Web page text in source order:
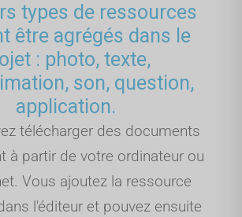
types de ressources
être agrégés dans le
: photo, texte,
son, question,
application.
télécharger des documents
à partir de votre ordinateur ou
Vous ajoutez la ressource
l'éditeur et pouvez ensuite